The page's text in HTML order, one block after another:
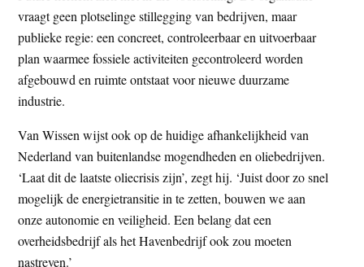
vraagt geen plotselinge stillegging van bedrijven, maar
publieke regie: een concreet, controleerbaar en uitvoerbaar
plan waarmee fossiele activiteiten gecontroleerd worden
afgebouwd en ruimte ontstaat voor nieuwe duurzame
industrie.
Van Wissen wijst ook op de huidige afhankelijkheid van
Nederland van buitenlandse mogendheden en oliebedrijven.
‘Laat dit de laatste oliecrisis zijn’, zegt hij. ‘Juist door zo snel
mogelijk de energietransitie in te zetten, bouwen we aan
onze autonomie en veiligheid. Een belang dat een
overheidsbedrijf als het Havenbedrijf ook zou moeten
nastreven.’